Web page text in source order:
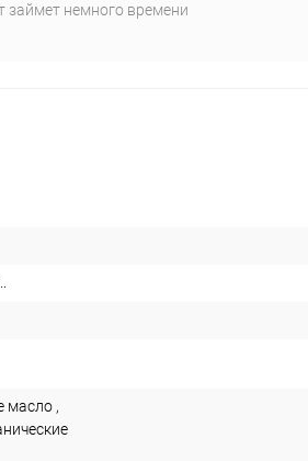
займет немного времени
масло ,